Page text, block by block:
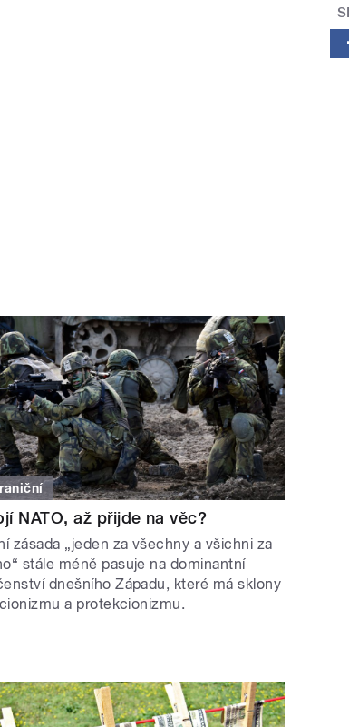
NATO, až přijde na věc?
zásada „jeden za všechny a všichni za
stále méně pasuje na dominantní
dnešního Západu, které má sklony
a protekcionizmu.